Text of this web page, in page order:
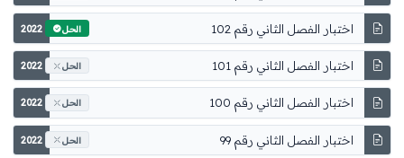
اختبار الفصل الثاني رقم 102 2022 الحل
اختبار الفصل الثاني رقم 101 2022 الحل
اختبار الفصل الثاني رقم 100 2022 الحل
اختبار الفصل الثاني رقم 99 2022 الحل